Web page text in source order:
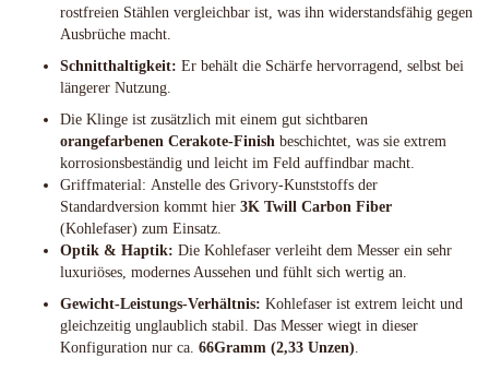
rostfreien Stählen vergleichbar ist, was ihn widerstandsfähig gegen
Ausbrüche macht.
Schnitthaltigkeit: Er behält die Schärfe hervorragend, selbst bei
längerer Nutzung.
Die Klinge ist zusätzlich mit einem gut sichtbaren
orangefarbenen Cerakote-Finish beschichtet, was sie extrem
korrosionsbeständig und leicht im Feld auffindbar macht.
Griffmaterial: Anstelle des Grivory-Kunststoffs der
Standardversion kommt hier 3K Twill Carbon Fiber
(Kohlefaser) zum Einsatz.
Optik & Haptik: Die Kohlefaser verleiht dem Messer ein sehr
luxuriöses, modernes Aussehen und fühlt sich wertig an.
Gewicht-Leistungs-Verhältnis: Kohlefaser ist extrem leicht und
gleichzeitig unglaublich stabil. Das Messer wiegt in dieser
Konfiguration nur ca. 66Gramm (2,33 Unzen).